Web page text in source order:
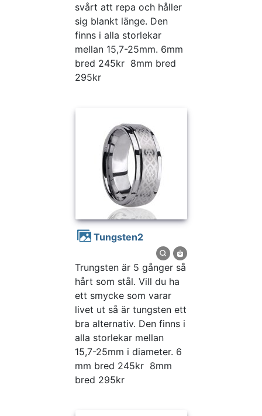
svårt att repa och håller
sig blankt länge. Den
finns i alla storlekar
mellan 15,7-25mm. 6mm
bred 245kr 8mm bred
295kr
tungsten2
Trungsten är 5 gånger så
hårt som stål. Vill du ha
ett smycke som varar
livet ut så är tungsten ett
bra alternativ. Den finns i
alla storlekar mellan
15,7-25mm i diameter. 6
mm bred 245kr 8mm
bred 295kr